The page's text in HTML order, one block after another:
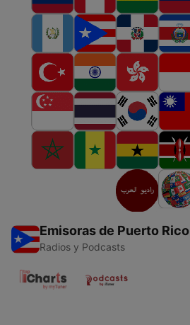
Emisoras de Puerto Rico
Radios y Podcasts